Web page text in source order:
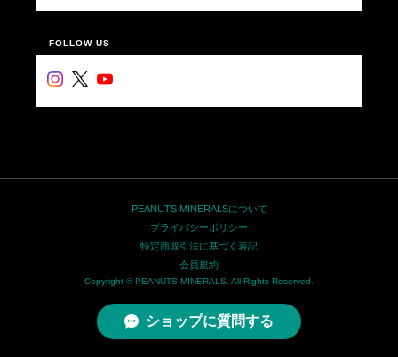
FOLLOW US
PEANUTS MINERALSについて
プライバシーポリシー
特定商取引法に基づく表記
会員規約
Copyright © PEANUTS MINERALS. All Rights Reserved.
ショップに質問する